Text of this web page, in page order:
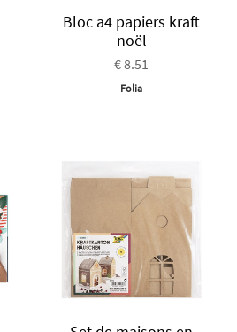
Bloc a4 papiers kraft
noël
€ 8.51
Folia